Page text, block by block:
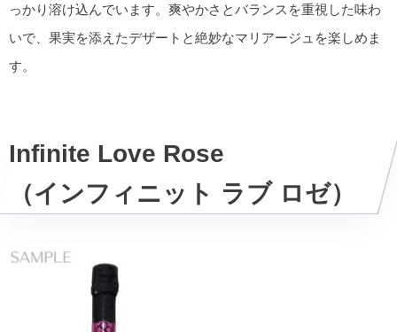
っかり溶け込んでいます。爽やかさとバランスを重視した味わ
いで、果実を添えたデザートと絶妙なマリアージュを楽しめま
す。
Infinite Love Rose
（インフィニット ラブ ロゼ）